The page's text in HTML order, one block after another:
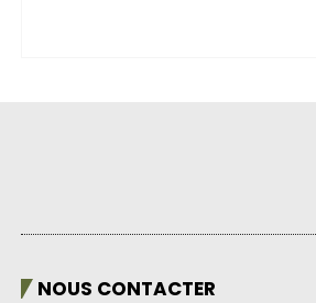
NOUS CONTACTER